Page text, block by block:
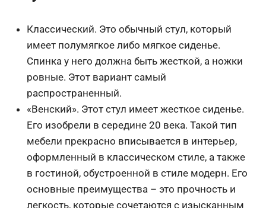
Классический. Это обычный стул, который
имеет полумягкое либо мягкое сиденье.
Спинка у него должна быть жесткой, а ножки
ровные. Этот вариант самый
распространенный.
«Венский». Этот стул имеет жесткое сиденье.
Его изобрели в середине 20 века. Такой тип
мебели прекрасно вписывается в интерьер,
оформленный в классическом стиле, а также
в гостиной, обустроенной в стиле модерн. Его
основные преимущества – это прочность и
легкость, которые сочетаются с изысканным